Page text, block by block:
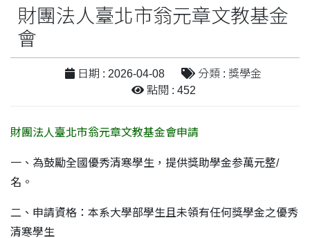
財團法人臺北市翁元章文教基金
會
日期 : 2026-04-08
分類 : 獎學金
點閱 : 452
財團法人臺北市翁元章文教基金會申請
一、為鼓勵全國優秀清寒學生，提供獎助學金参萬元整/
名。
二、申請資格：本系大學部學生且未領有任何獎學金之優秀
清寒學生